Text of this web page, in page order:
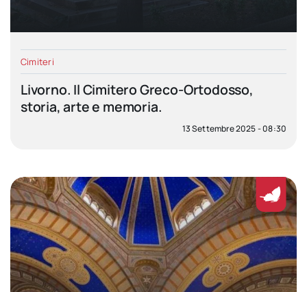
Cimiteri
Livorno. Il Cimitero Greco-Ortodosso,
storia, arte e memoria.
13 Settembre 2025 - 08:30